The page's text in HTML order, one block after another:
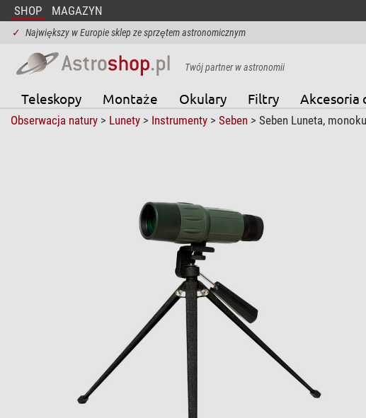
SHOP MAGAZYN
✓ Największy w Europie sklep ze sprzętem astronomicznym
Twój partner w astronomii
Teleskopy Montaże Okulary Filtry Akcesoria
Obserwacja natury> Lunety> Instrumenty> Seben> Seben Luneta,